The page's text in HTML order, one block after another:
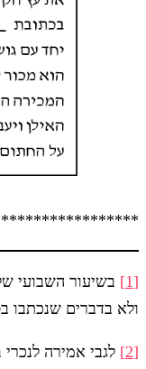
[1] בשיעור השבועי
ולא בדברים שנכתבו
[2]
לגבי אמירה